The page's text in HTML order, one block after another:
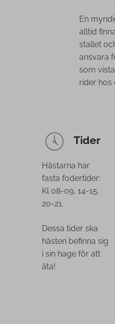
En
alltid
stallet
ansvara
som
rider hos
Tider
Hästarna har
fasta fodertider:
Kl 08-09, 14-15,
20-21.
Dessa tider ska
hästen befinna sig
i sin hage för att
äta!